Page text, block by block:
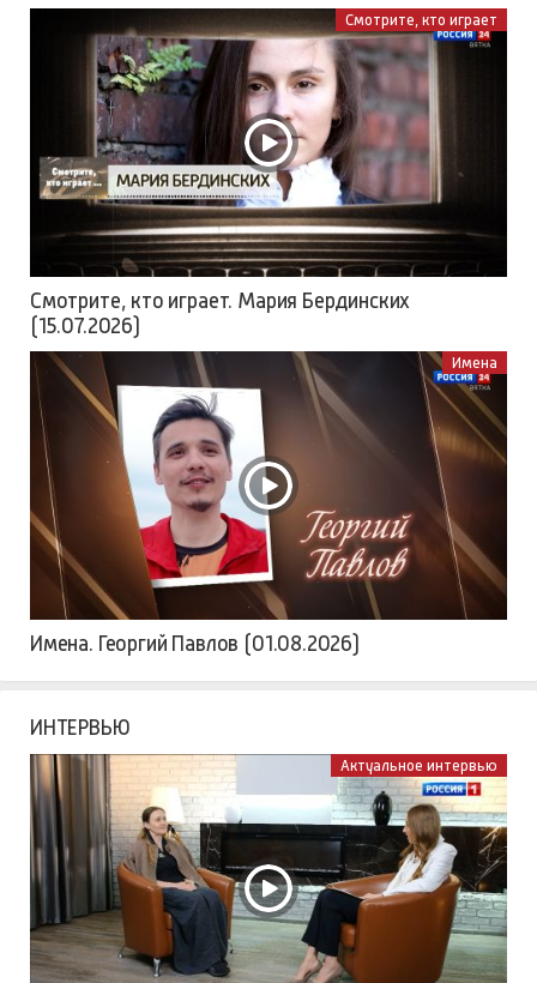
Смотрите, кто играет
Смотрите, кто играет. Мария Бердинских
(15.07.2026)
Имена
Имена. Георгий Павлов (01.08.2026)
ИНТЕРВЬЮ
Актуальное интервью